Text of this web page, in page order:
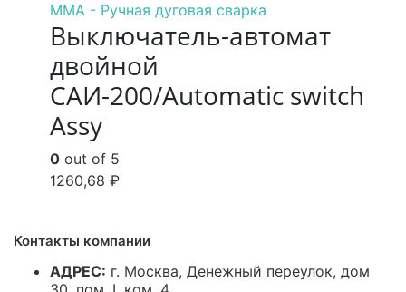
MMA - Ручная дуговая сварка
Выключатель-автомат
двойной
САИ-200/Automatic switch
Assy
0 out of 5
1260,68 ₽
Контакты компании
АДРЕС: г. Москва, Денежный переулок, дом